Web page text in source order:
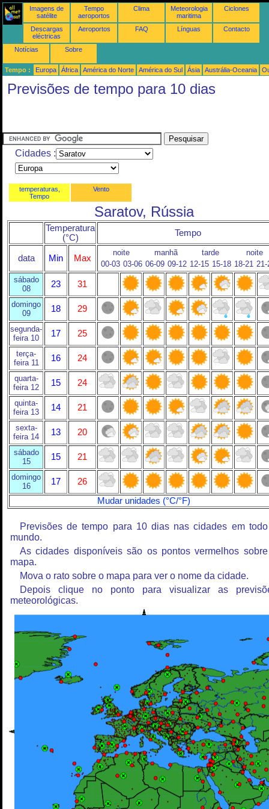
Imagens de
satélite
Tempo
aeroportos
Clima
Meteorologia
maritima
Ciclones
Descargas
eléctricas
Aeroportos FAQ Línguas Contacto
Notícias Sobre
Tempo : Europa África América do Norte América do Sul Ásia Austrália-Oceania
Previsões de tempo para 10 dias
Cidades :
temperaturas,
Tempo
Vento
Saratov, Rússia
Temperatura
(°C)
Tempo
data Min Max
noite manhã tarde
noite
00-03 03-06 06-09 09-12 12-15 15-18 18-21 21-
sábado
08
23 31
domingo
09
18 29
segunda-
feira 10
17 25
terça-
feira 11
16 24
quarta-
feira 12
15 24
quinta-
feira 13
14 21
sexta-
feira 14
13 20
sábado
15
15 21
domingo
16
17
26
Mudar unidades (°C/°F)
Previsões de tempo para 10 dias nas cidades em
mundo.
As cidades disponíveis são os pontos vermelhos
mapa.
Mova o rato sobre o mapa para ver o nome da cidade.
Depois clique no ponto para visualizar as
meteorológicas.